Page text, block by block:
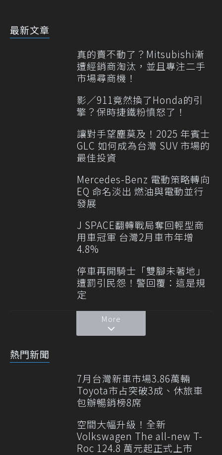
最新文章
真的賣不動了？Mitsubishi漸
遭經銷商淘汰，並且專注二手
市場尋商機！
影／911竟然換了Honda的引
擎？保時捷鐵粉憤怒了！
讓對手望塵莫及！2025 年賓士
GLC 如何成為台灣 SUV 市場的
最佳投資
Mercedes-Benz 電動策略轉向
EQ 命名淡出 燃油與電動並行
發展
J SPACE翻轉戰局奪回輕型商
用車冠軍 台灣2月車市年增
4.8%
停車再開騎士「雙腳未著地」
遭罰引民怨！警回覆：這是規
定
More
熱門新聞
7月台灣新車市場3.86萬輛
Toyota市占突破3成、休旅車
包辦暢銷榜8席
空間大幅升級！全新
Volkswagen The all-new T-
Roc 124.8 萬元起正式上市